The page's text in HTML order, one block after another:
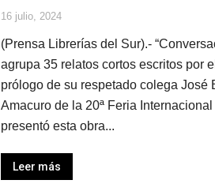
16 julio, 2024
(Prensa Librerías del Sur).-
agrupa 35 relatos cortos escritos por
prólogo de su respetado colega José
Amacuro de la 20ª Feria
presentó esta obra...
Leer más